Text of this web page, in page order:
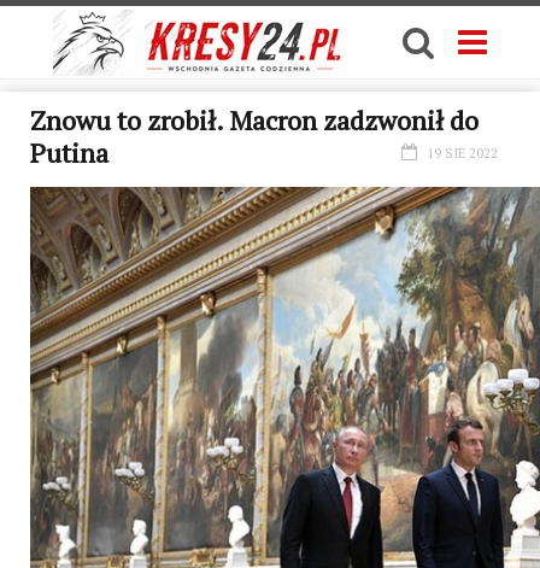
Znowu to zrobił. Macron zadzwonił do
Putina
19 SIE 2022